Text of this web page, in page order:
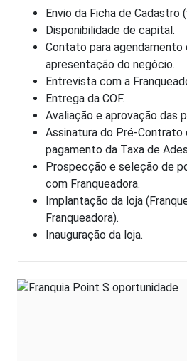
Envio da Ficha de Cadastro
Disponibilidade de capital.
Contato para
apresentação do negócio.
Entrevista com a
Entrega da COF.
Avaliação e aprovação das
Assinatura do Pré-Contrato
pagamento da Taxa de
Prospecção e seleção de
com Franqueadora.
Implantação da loja
Franqueadora).
Inauguração da loja.